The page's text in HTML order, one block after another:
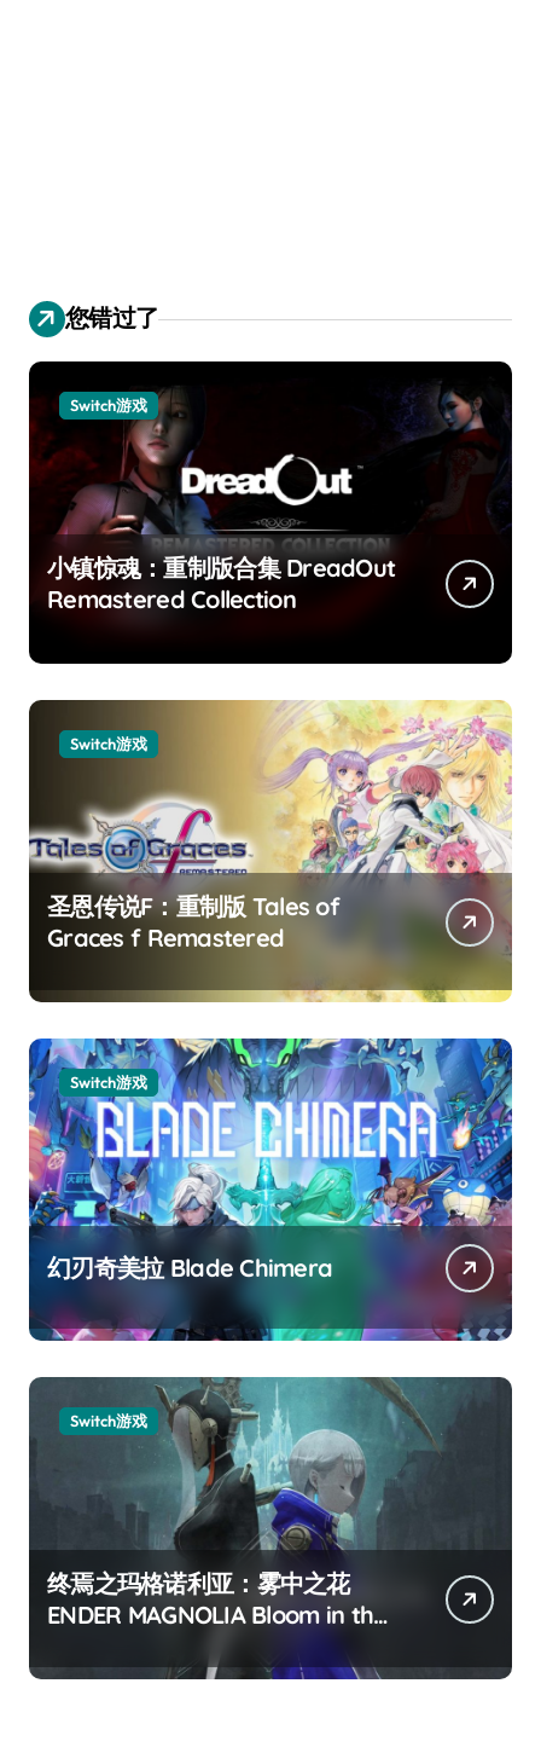
您错过了
Switch游戏
小镇惊魂：重制版合集 DreadOut
Remastered Collection
Switch游戏
圣恩传说F：重制版 Tales of
Graces f Remastered
Switch游戏
幻刃奇美拉 Blade Chimera
Switch游戏
终焉之玛格诺利亚：雾中之花
ENDER MAGNOLIA Bloom in the